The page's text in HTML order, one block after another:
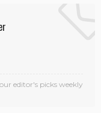
editor's picks weekly